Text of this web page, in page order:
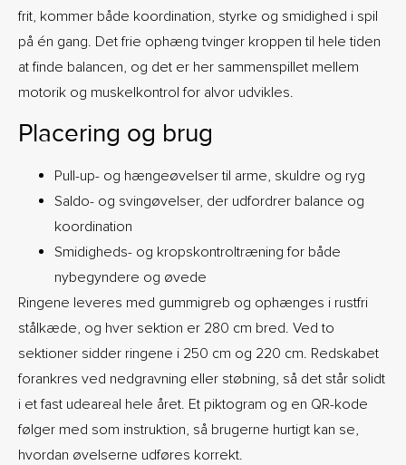
frit, kommer både koordination, styrke og smidighed i spil
på én gang. Det frie ophæng tvinger kroppen til hele tiden
at finde balancen, og det er her sammenspillet mellem
motorik og muskelkontrol for alvor udvikles.
Placering og brug
Pull-up- og hængeøvelser til arme, skuldre og ryg
Saldo- og svingøvelser, der udfordrer balance og
koordination
Smidigheds- og kropskontroltræning for både
nybegyndere og øvede
Ringene leveres med gummigreb og ophænges i rustfri
stålkæde, og hver sektion er 280 cm bred. Ved to
sektioner sidder ringene i 250 cm og 220 cm. Redskabet
forankres ved nedgravning eller støbning, så det står solidt
i et fast udeareal hele året. Et piktogram og en QR-kode
følger med som instruktion, så brugerne hurtigt kan se,
hvordan øvelserne udføres korrekt.